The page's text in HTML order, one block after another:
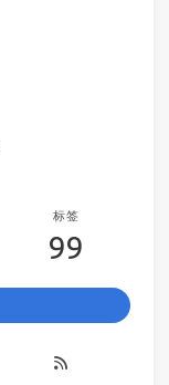
标签
99